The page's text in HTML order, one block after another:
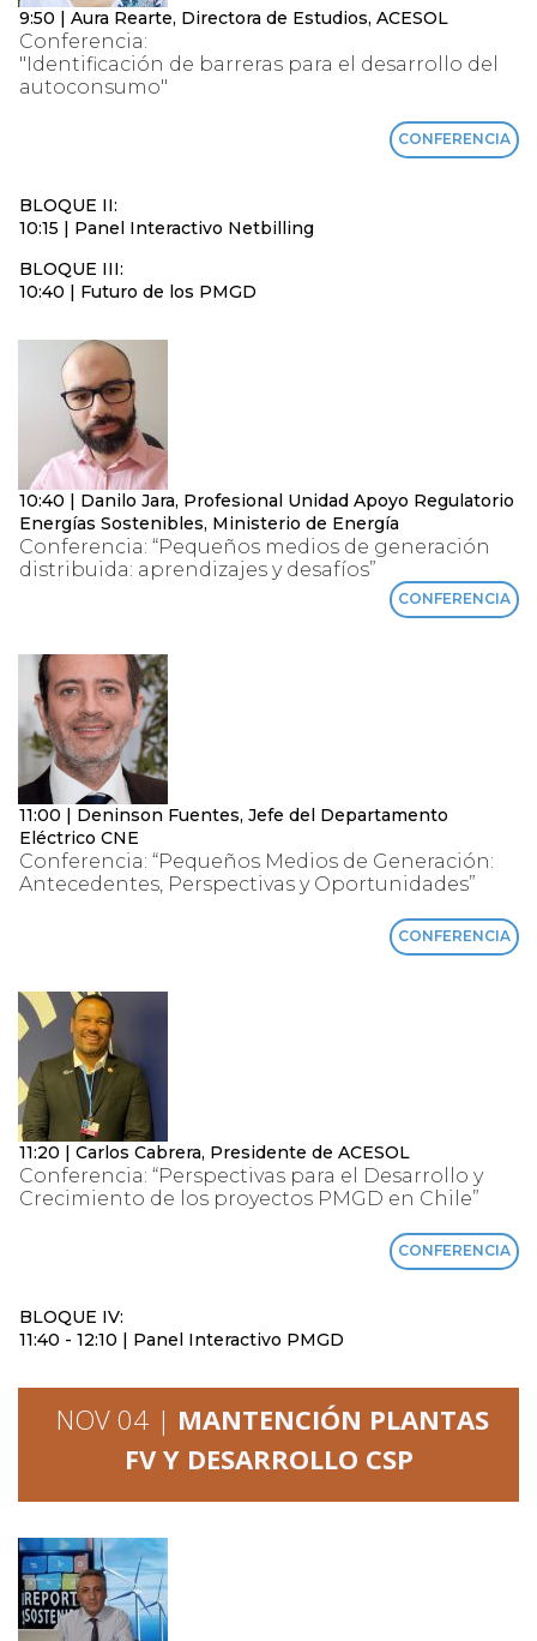
9:50 | Aura Rearte, Directora de Estudios, ACESOL
Conferencia:
"Identificación de barreras para el desarrollo del
autoconsumo"
CONFERENCIA
BLOQUE II:
10:15 | Panel Interactivo Netbilling
BLOQUE III:
10:40 | Futuro de los PMGD
10:40 | Danilo Jara, Profesional Unidad Apoyo Regulatorio
Energías Sostenibles, Ministerio de Energía
Conferencia: “Pequeños medios de generación
distribuida: aprendizajes y desafíos”
CONFERENCIA
11:00 | Deninson Fuentes, Jefe del Departamento
Eléctrico CNE
Conferencia: “Pequeños Medios de Generación:
Antecedentes, Perspectivas y Oportunidades”
CONFERENCIA
11:20 | Carlos Cabrera, Presidente de ACESOL
Conferencia: “Perspectivas para el Desarrollo y
Crecimiento de los proyectos PMGD en Chile”
CONFERENCIA
BLOQUE IV:
11:40 - 12:10 | Panel Interactivo PMGD
NOV 04 | MANTENCIÓN PLANTAS
FV Y DESARROLLO CSP